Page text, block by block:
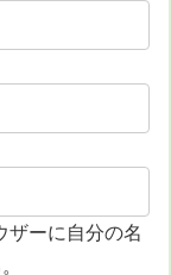
ザーに自分の名